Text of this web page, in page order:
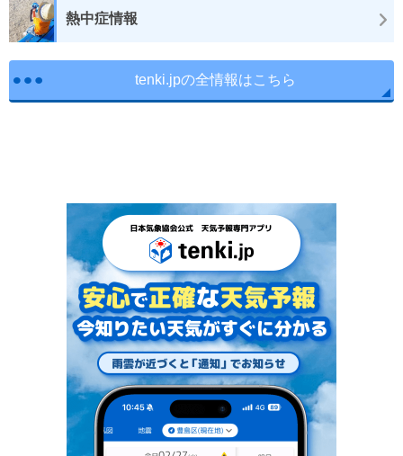
熱中症情報
tenki.jpの全情報はこちら